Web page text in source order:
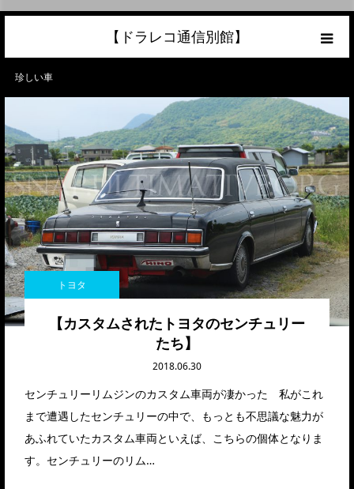
【ドラレコ通信別館】
珍しい車
トヨタ
【カスタムされたトヨタのセンチュリー
たち】
2018.06.30
センチュリーリムジンのカスタム車両が凄かった 私がこれ
まで遭遇したセンチュリーの中で、もっとも不思議な魅力が
あふれていたカスタム車両といえば、こちらの個体となりま
す。センチュリーのリム…
あなたの愛車の最高額を知ろう！
こんな中古車が欲しい
トラック売却ならこちら
当サイトについて
リンク